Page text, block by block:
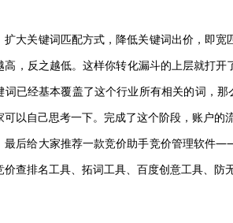
扩大关键词匹配方式，降低关键词出价，即
高，反之越低。这样你转化漏斗的上层就打
词已经基本覆盖了这个行业所有相关的词，
可以自己思考一下。完成了这个阶段，账户的
最后给大家推荐一款竞价助手竞价管理软件
价查排名工具、拓词工具、百度创意工具、防